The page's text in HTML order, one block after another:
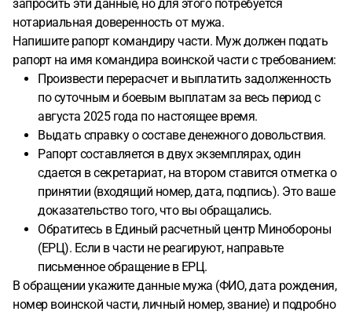
запросить эти данные, но для этого потребуется
нотариальная доверенность от мужа.
Напишите рапорт командиру части. Муж должен подать
рапорт на имя командира воинской части с требованием:
Произвести перерасчет и выплатить задолженность
по суточным и боевым выплатам за весь период с
августа 2025 года по настоящее время.
Выдать справку о составе денежного довольствия.
Рапорт составляется в двух экземплярах, один
сдается в секретариат, на втором ставится отметка о
принятии (входящий номер, дата, подпись). Это ваше
доказательство того, что вы обращались.
Обратитесь в Единый расчетный центр Минобороны
(ЕРЦ). Если в части не реагируют, направьте
письменное обращение в ЕРЦ.
В обращении укажите данные мужа (ФИО, дата рождения,
номер воинской части, личный номер, звание) и подробно